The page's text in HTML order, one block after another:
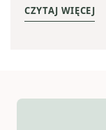
CZYTAJ WIĘCEJ